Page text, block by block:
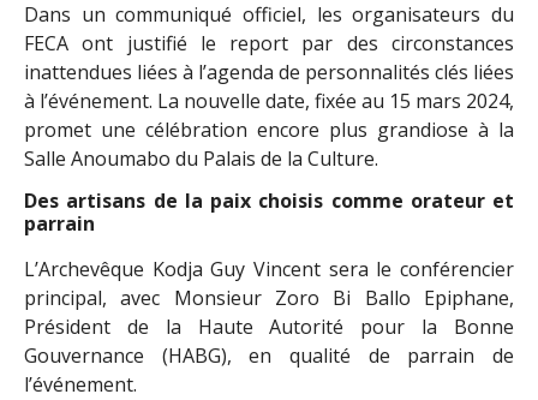
Dans un communiqué officiel, les organisateurs du
FECA ont justifié le report par des circonstances
inattendues liées à l’agenda de personnalités clés liées
à l’événement. La nouvelle date, fixée au 15 mars 2024,
promet une célébration encore plus grandiose à la
Salle Anoumabo du Palais de la Culture.
Des artisans de la paix choisis comme orateur et
parrain
L’Archevêque Kodja Guy Vincent sera le conférencier
principal, avec Monsieur Zoro Bi Ballo Epiphane,
Président de la Haute Autorité pour la Bonne
Gouvernance (HABG), en qualité de parrain de
l’événement.